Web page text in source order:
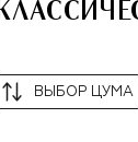
ВЫБОР ЦУМА